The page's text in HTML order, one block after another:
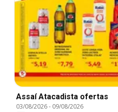
Assaí Atacadista ofertas
03/08/2026- 09/08/2026